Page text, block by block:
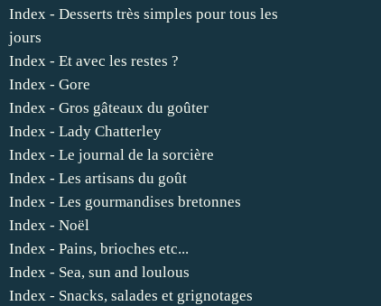
Index - Desserts très simples pour tous les
jours
Index - Et avec les restes ?
Index - Gore
Index - Gros gâteaux du goûter
Index - Lady Chatterley
Index - Le journal de la sorcière
Index - Les artisans du goût
Index - Les gourmandises bretonnes
Index - Noël
Index - Pains, brioches etc...
Index - Sea, sun and loulous
Index - Snacks, salades et grignotages